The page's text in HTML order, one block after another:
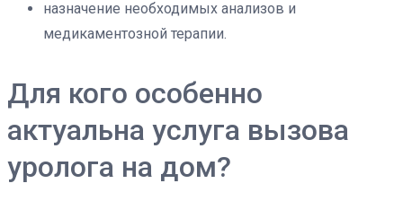
назначение необходимых анализов и
медикаментозной терапии.
Для кого особенно
актуальна услуга вызова
уролога на дом?